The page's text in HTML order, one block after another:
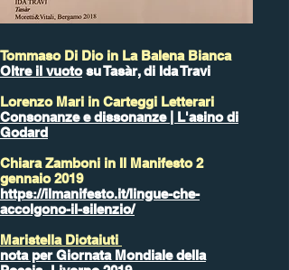
Tommaso Di Dio in La Balena Bianca
Oltre il vuotosu Tasàr, di Ida Travi
Lorenzo Mari in Carteggi Letterari
Consonanze e dissonanze | L'asino di
Godard
Chiara Zamboni in Il Manifesto 2
gennaio 2019
https://ilmanifesto.it/lingue-che-
accolgono-il-silenzio/
Maristella Diotaiuti
nota per Giornata Mondiale della